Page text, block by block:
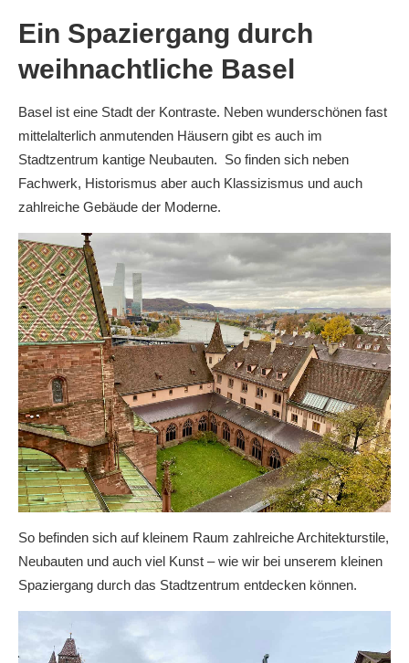
Ein Spaziergang durch
weihnachtliche Basel
Basel ist eine Stadt der Kontraste. Neben wunderschönen fast
mittelalterlich anmutenden Häusern gibt es auch im
Stadtzentrum kantige Neubauten. So finden sich neben
Fachwerk, Historismus aber auch Klassizismus und auch
zahlreiche Gebäude der Moderne.
So befinden sich auf kleinem Raum zahlreiche Architekturstile,
Neubauten und auch viel Kunst – wie wir bei unserem kleinen
Spaziergang durch das Stadtzentrum entdecken können.